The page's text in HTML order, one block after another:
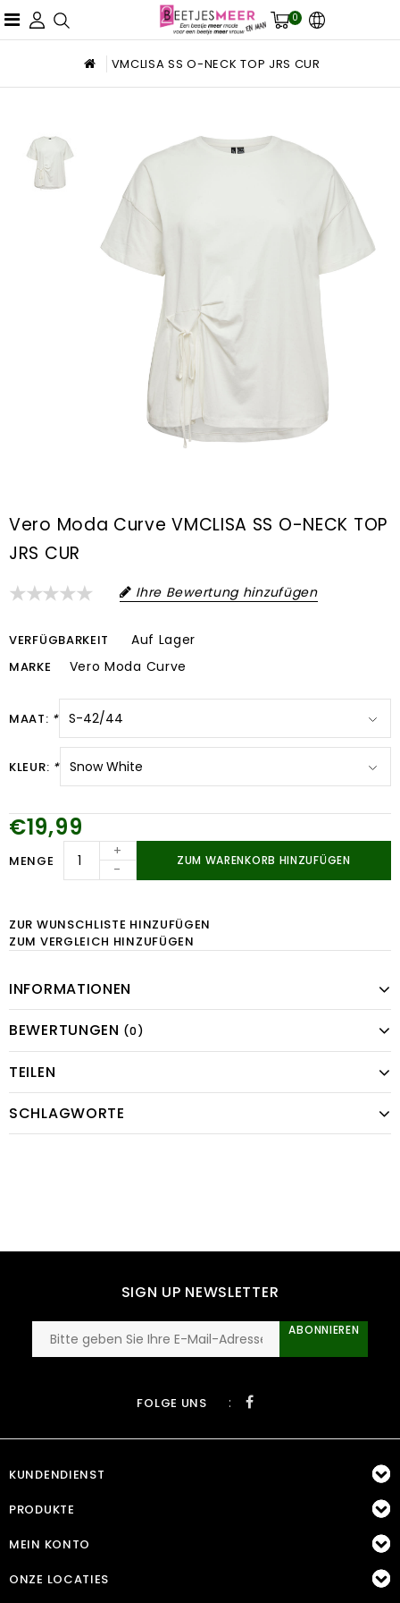
0
VMCLISA SS O-NECK TOP JRS CUR
Vero Moda Curve VMCLISA SS O-NECK TOP
JRS CUR
Ihre Bewertung hinzufügen
VERFÜGBARKEIT Auf Lager
MARKE Vero Moda Curve
MAAT: *
KLEUR: *
€19,99
MENGE
+
-
ZUM WARENKORB HINZUFÜGEN
ZUR WUNSCHLISTE HINZUFÜGEN
ZUM VERGLEICH HINZUFÜGEN
INFORMATIONEN
BEWERTUNGEN (0)
TEILEN
SCHLAGWORTE
SIGN UP NEWSLETTER
ABONNIEREN
FOLGE UNS :
KUNDENDIENST
PRODUKTE
MEIN KONTO
ONZE LOCATIES